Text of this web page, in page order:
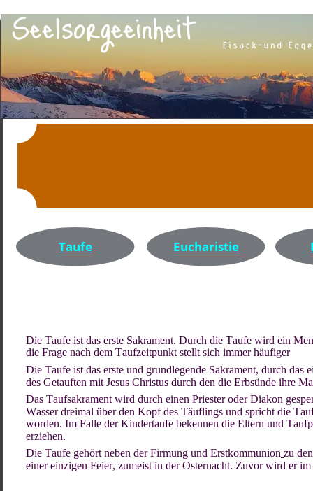
Die Taufe ist das erste Sakrament. Durch die Taufe wird ein
die Frage nach dem Taufzeitpunkt stellt sich immer häufiger
Die Taufe ist das erste und grundlegende Sakrament, durch
des Getauften mit Jesus Christus durch den die Erbsünde ihre
Das Taufsakrament wird durch einen Priester oder Diakon
Wasser dreimal über den Kopf des Täuflings und spricht die
worden. Im Falle der Kindertaufe bekennen die Eltern und
erziehen.
Die Taufe gehört neben der Firmung und Erstkommunion zu
einer einzigen Feier, zumeist in der Osternacht. Zuvor wird er
Taufe Eucharistie